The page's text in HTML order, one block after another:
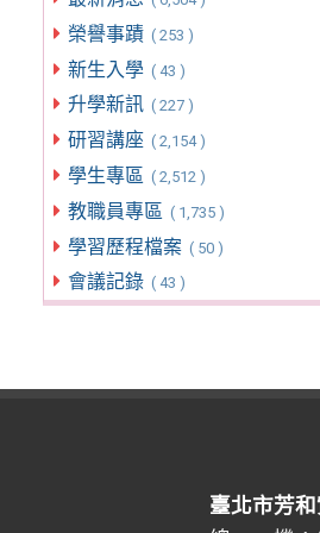
榮譽事蹟 ( 253 )
新生入學 ( 43 )
升學新訊 ( 227 )
研習講座 ( 2,154 )
學生專區 ( 2,512 )
教職員專區 ( 1,735 )
學習歷程檔案 ( 50 )
會議記錄 ( 43 )
臺北市芳